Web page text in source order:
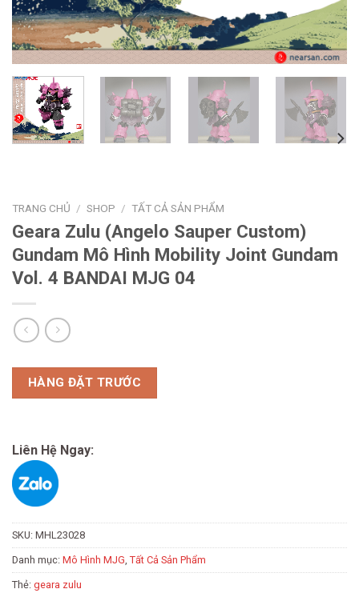
TRANG CHỦ / SHOP / TẤT CẢ SẢN PHẨM
Geara Zulu (Angelo Sauper Custom)
Gundam Mô Hình Mobility Joint Gundam
Vol. 4 BANDAI MJG 04
HÀNG ĐẶT TRƯỚC
Liên Hệ Ngay:
SKU: MHL23028
Danh mục: Mô Hình MJG, Tất Cả Sản Phẩm
Thẻ: geara zulu